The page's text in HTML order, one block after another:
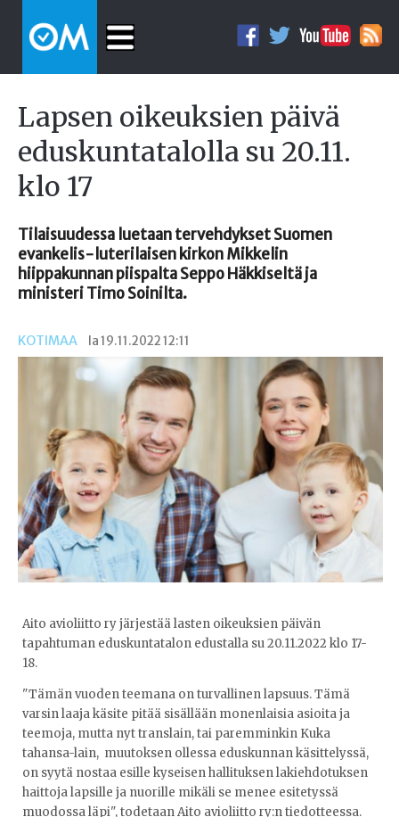
Lapsen oikeuksien päivä
eduskuntatalolla su 20.11.
klo 17
Tilaisuudessa luetaan tervehdykset Suomen
evankelis-luterilaisen kirkon Mikkelin
hiippakunnan piispalta Seppo Häkkiseltä ja
ministeri Timo Soinilta.
KOTIMAA la 19.11.2022 12:11
Aito avioliitto ry järjestää lasten oikeuksien päivän
tapahtuman eduskuntatalon edustalla su 20.11.2022 klo 17-
18.
"Tämän vuoden teemana on turvallinen lapsuus. Tämä
varsin laaja käsite pitää sisällään monenlaisia asioita ja
teemoja, mutta nyt translain, tai paremminkin Kuka
tahansa-lain, muutoksen ollessa eduskunnan käsittelyssä,
on syytä nostaa esille kyseisen hallituksen lakiehdotuksen
haittoja lapsille ja nuorille mikäli se menee esitetyssä
muodossa läpi", todetaan Aito avioliitto ry:n tiedotteessa.